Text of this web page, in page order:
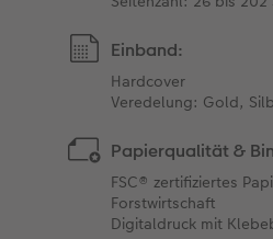
Einband:
Hardcover
Veredelung: Gold,
Papierqualität &
FSC® zertifiziertes
Forstwirtschaft
Digitaldruck mit